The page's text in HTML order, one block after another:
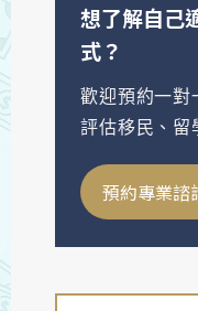
想了解自己
式？
歡迎預約一對
評估移民、留
預約專業諮